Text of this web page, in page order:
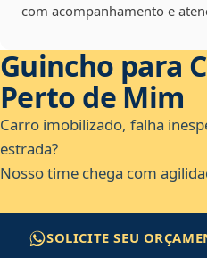
com acompanhamento e
Guincho para
Perto de Mim
Carro imobilizado, falha
estrada?
Nosso time chega com
SOLICITE SEU